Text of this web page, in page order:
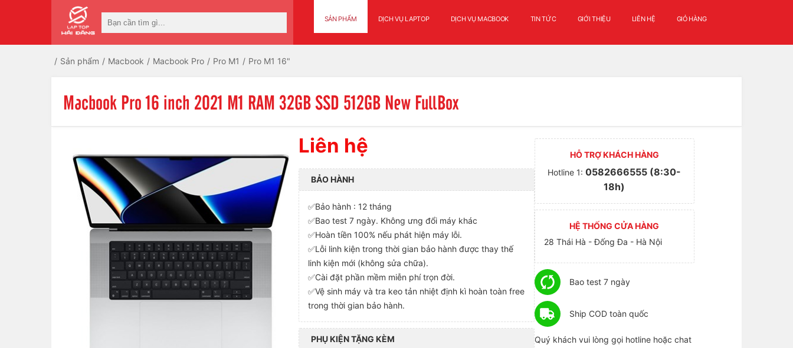
SẢN PHẨM DỊCH VỤ LAPTOP DỊCH VỤ MACBOOK TIN TỨC GIỚI THIỆU LIÊN HỆ GIỎ HÀNG
Sản phẩm Macbook Macbook Pro Pro M1 Pro M1 16"
Macbook Pro 16 inch 2021 M1 RAM 32GB SSD 512GB New FullBox
Liên hệ
BẢO HÀNH
✅Bảo hành : 12 tháng
✅Bao test 7 ngày. Không ưng đổi máy khác
✅Hoàn tiền 100% nếu phát hiện máy lỗi.
✅Lỗi linh kiện trong thời gian bảo hành được thay thế
linh kiện mới (không sửa chữa).
✅Cài đặt phần mềm miễn phí trọn đời.
✅Vệ sinh máy và tra keo tản nhiệt định kì hoàn toàn free
trong thời gian bảo hành.
PHỤ KIỆN TẶNG KÈM
HỖ TRỢ KHÁCH HÀNG
Hotline 1:0582666555 (8:30-
18h)
HỆ THỐNG CỬA HÀNG
28 Thái Hà - Đống Đa - Hà Nội
Bao test 7 ngày
Ship COD toàn quốc
Quý khách vui lòng gọi hotline hoặc chat